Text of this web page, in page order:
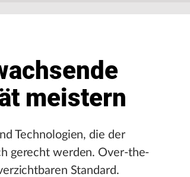
meistern
Technologien, die der
gerecht werden. Over-the-
Standard.